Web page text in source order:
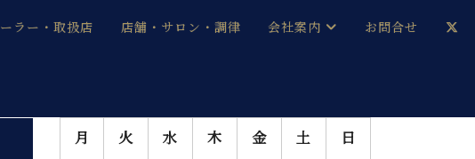
ラー・取扱店 店舗・サロン・調律 会社案内
採用情報
お問合せ
月 火 水 木 金 土 日